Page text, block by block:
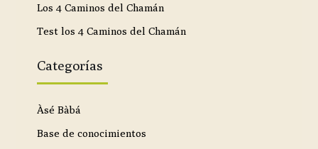
Los 4 Caminos del Chamán
Test los 4 Caminos del Chamán
Categorías
Àsé Bàbá
Base de conocimientos